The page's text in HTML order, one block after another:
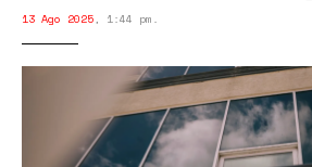
13 Ago 2025, 1:44 pm.